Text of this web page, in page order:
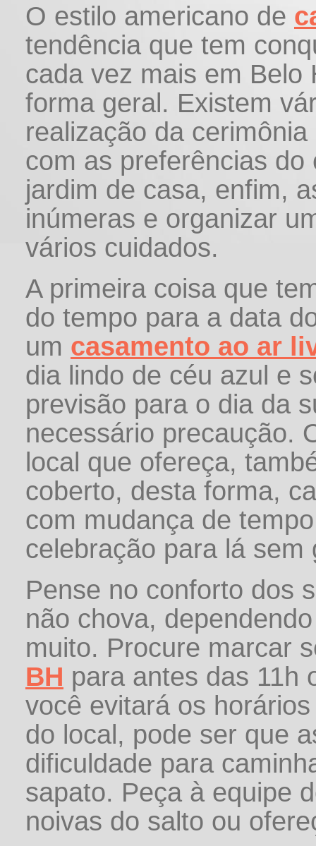
O estilo americano de
tendência que tem
cada vez mais em Belo
forma geral. Existem
realização da
com as preferências
jardim de casa, enfim,
inúmeras e organizar
vários cuidados.
A primeira coisa que
do tempo para a data
um casamento ao ar
dia lindo de céu azul e
previsão para o dia da
necessário precaução.
local que ofereça,
coberto, desta forma,
com mudança de
celebração para lá
Pense no conforto dos
não chova,
muito. Procure marcar
BH para antes das 11h
você evitará os
do local, pode ser que
dificuldade para
sapato. Peça à equipe
noivas do salto ou